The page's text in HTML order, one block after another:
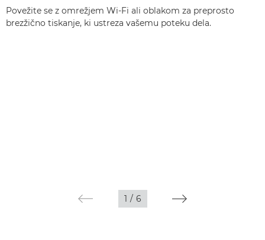
Povežite se z omrežjem Wi-Fi ali oblakom za preprosto
brezžično tiskanje, ki ustreza vašemu poteku dela.
1 / 6